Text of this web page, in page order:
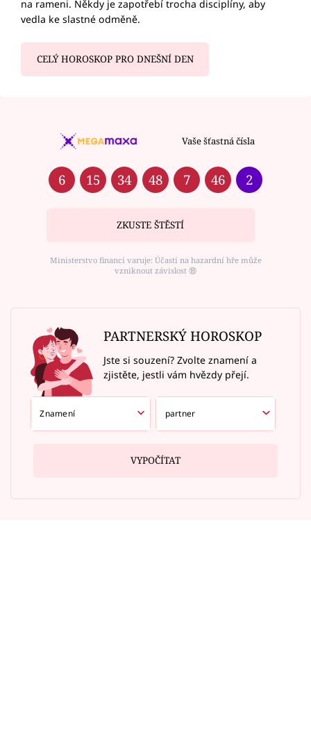
na rameni. Někdy je zapotřebí trocha disciplíny, aby
vedla ke slastné odměně.
CELÝ HOROSKOP PRO DNEŠNÍ DEN
Vaše šťastná čísla
6 15 34 48 7 46 2
ZKUSTE ŠTĚSTÍ
Ministerstvo financí varuje: Účastí na hazardní hře může
vzniknout závislost ⑱
PARTNERSKÝ HOROSKOP
Jste si souzení? Zvolte znamení a
zjistěte, jestli vám hvězdy přejí.
VYPOČÍTAT